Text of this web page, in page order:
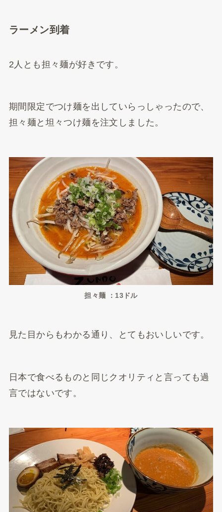
ラーメン到着
2人とも担々麺が好きです。
期間限定でつけ麺を出していらっしゃったので、
担々麺と坦々つけ麺を注文しました。
担々麺 ：13ドル
見た目からもわかる通り、とてもおいしいです。
日本で食べるものと同じクオリティと言っても過
言ではないです。